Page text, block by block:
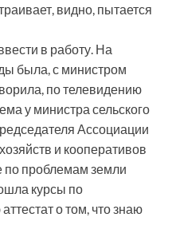
видно, пытается
в работу. На
была, с министром
по телевидению
у министра сельского
Ассоциации
и кооперативов
по проблемам земли
курсы по
о том, что знаю